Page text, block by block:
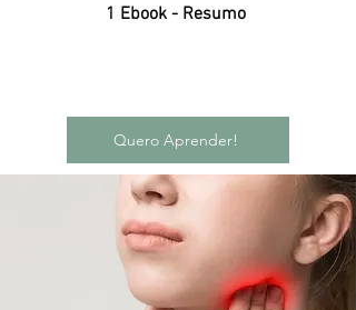
1 Ebook - Resumo
Quero Aprender!